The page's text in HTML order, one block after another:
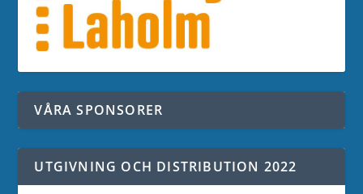
VÅRA SPONSORER
UTGIVNING OCH DISTRIBUTION 2022